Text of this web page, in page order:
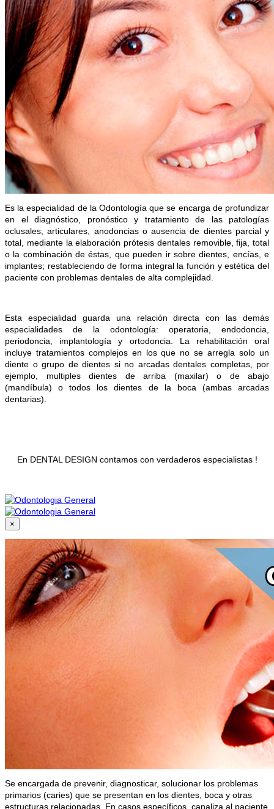
Es la especialidad de la Odontología que se encarga de profundizar
en el diagnóstico, pronóstico y tratamiento de las patologías
oclusales, articulares, anodoncias o ausencia de dientes parcial y
total, mediante la elaboración prótesis dentales removible, fija, total
o la combinación de éstas, que pueden ir sobre dientes, encías, e
implantes; restableciendo de forma integral la función y estética del
paciente con problemas dentales de alta complejidad.
Esta especialidad guarda una relación directa con las demás
especialidades de la odontología: operatoria, endodoncia,
periodoncia, implantología y ortodoncia. La rehabilitación oral
incluye tratamientos complejos en los que no se arregla solo un
diente o grupo de dientes si no arcadas dentales completas, por
ejemplo, multiples dientes de arriba (maxilar) o de abajo
(mandíbula) o todos los dientes de la boca (ambas arcadas
dentarias).
En DENTAL DESIGN contamos con verdaderos especialistas !
×
Se encargada de prevenir, diagnosticar, solucionar los problemas
primarios (caries) que se presentan en los dientes, boca y otras
estructuras relacionadas. En casos específicos, canaliza al paciente